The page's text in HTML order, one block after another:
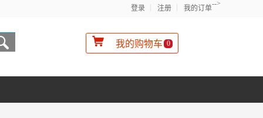
-->
登录 注册 我的订单
我的购物车 0